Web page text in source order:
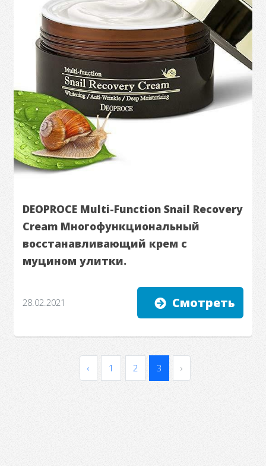
DEOPROCE Multi-Function Snail Recovery
Cream Многофункциональный
восстанавливающий крем с
муцином улитки.
28.02.2021 Смотреть
‹ 1 2 3 ›